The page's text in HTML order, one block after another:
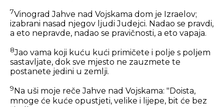
7Vinograd Jahve nad Vojskama dom je Izraelov;
izabrani nasad njegov ljudi Judejci. Nadao se pravdi,
a eto nepravde, nadao se pravičnosti, a eto vapaja.
8Jao vama koji kuću kući primičete i polje s poljem
sastavljate, dok sve mjesto ne zauzmete te
postanete jedini u zemlji.
9 Na uši moje reče Jahve nad Vojskama: "Doista,
mnoge će kuće opustjeti, velike i lijepe, bit će bez